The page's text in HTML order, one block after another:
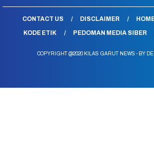
CONTACT US DISCLAIMER
KODE ETIK
PEDOMAN MEDIA SIBER
COPYRIGHT @2020 KILAS GARUT NEWS - BY